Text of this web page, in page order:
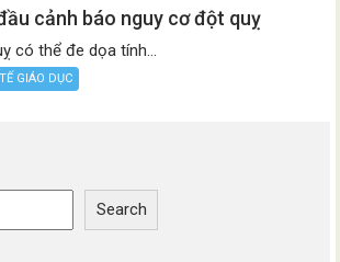
cảnh báo nguy cơ đột quỵ
có thể đe dọa tính...
GIÁO DỤC
Search